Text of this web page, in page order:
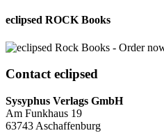
eclipsed ROCK Books
Contacteclipsed
Sysyphus Verlags GmbH
Am Funkhaus 19
63743 Aschaffenburg